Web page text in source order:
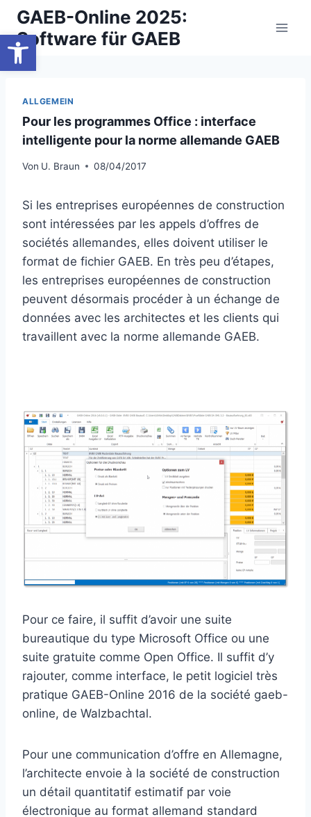
Werkzeugleiste öffnen
Zum
Inhalt
springen
GAEB-Online 2025:
Software für GAEB
ALLGEMEIN
Pour les programmes Office : interface
intelligente pour la norme allemande GAEB
Von U. Braun 08/04/2017
Si les entreprises européennes de construction
sont intéressées par les appels d’offres de
sociétés allemandes, elles doivent utiliser le
format de fichier GAEB. En très peu d’étapes,
les entreprises européennes de construction
peuvent désormais procéder à un échange de
données avec les architectes et les clients qui
travaillent avec la norme allemande GAEB.
Pour ce faire, il suffit d’avoir une suite
bureautique du type Microsoft Office ou une
suite gratuite comme Open Office. Il suffit d’y
rajouter, comme interface, le petit logiciel très
pratique GAEB-Online 2016 de la société gaeb-
online, de Walzbachtal.
Pour une communication d’offre en Allemagne,
l’architecte envoie à la société de construction
un détail quantitatif estimatif par voie
électronique au format allemand standard